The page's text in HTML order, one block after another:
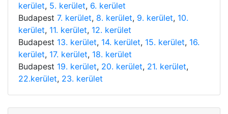
kerület, 5. kerület, 6. kerület
Budapest 7. kerület, 8. kerület, 9. kerület, 10.
kerület, 11. kerület, 12. kerület
Budapest 13. kerület, 14. kerület, 15. kerület, 16.
kerület, 17. kerület, 18. kerület
Budapest 19. kerület, 20. kerület, 21. kerület,
22.kerület, 23. kerület